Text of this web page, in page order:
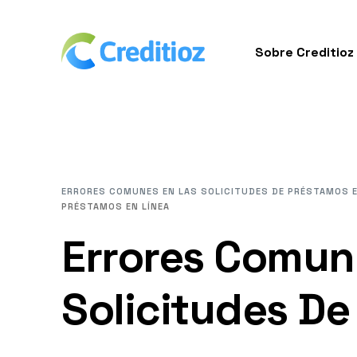
Sobre Creditioz
ERRORES COMUNES EN LAS SOLICITUDES DE PRÉSTAMOS
PRÉSTAMOS EN LÍNEA
Errores
Solicitudes